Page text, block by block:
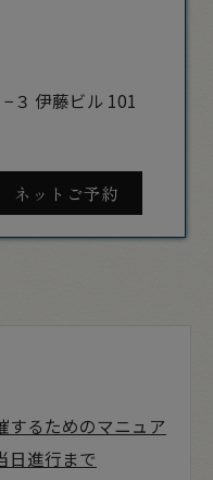
３ 伊藤ビル 101
ネットご予約
するためのマニュア
日進行まで